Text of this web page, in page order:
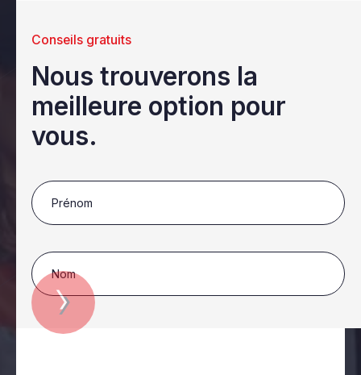
Conseils gratuits
Nous trouverons la
meilleure option pour
vous.